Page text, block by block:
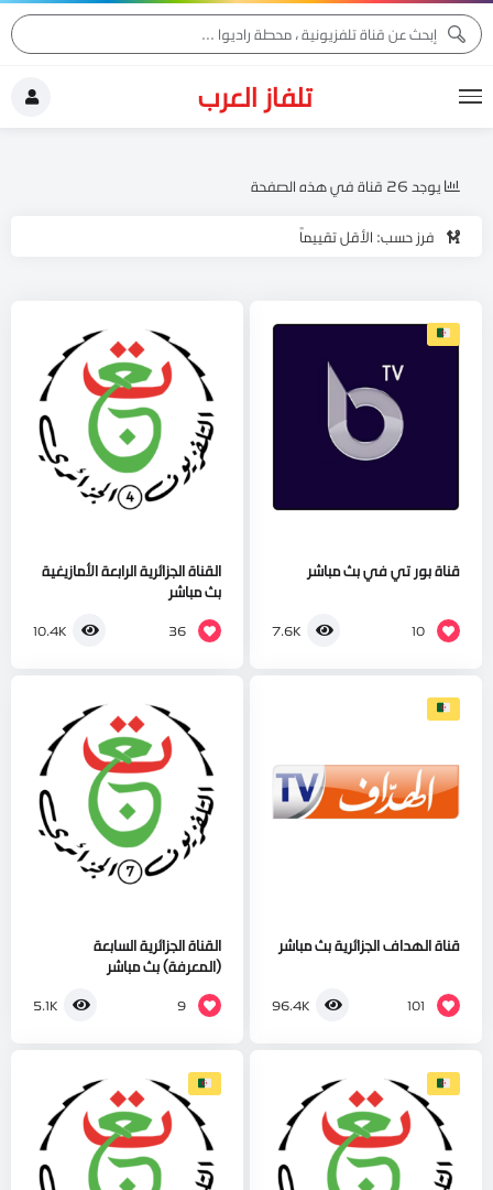
تلفاز العرب
فرز حسب: الأقل تقييماً
يوجد 26 قناة في هذه الصفحة
قناة بور تي في بث مباشر
10
7.6K
القناة الجزائرية الرابعة الأمازيغية
بث مباشر
36
10.4K
قناة الهداف الجزائرية بث مباشر
101
96.4K
القناة الجزائرية السابعة
(المعرفة) بث مباشر
9
5.1K